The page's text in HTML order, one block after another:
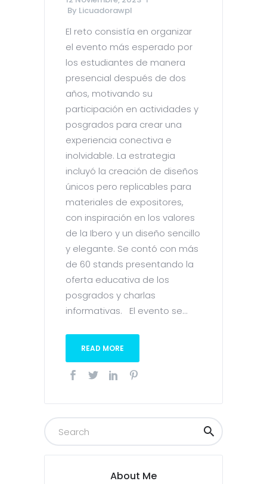
By Licuadorawpl
El reto consistía en organizar
el evento más esperado por
los estudiantes de manera
presencial después de dos
años, motivando su
participación en actividades y
posgrados para crear una
experiencia conectiva e
inolvidable. La estrategia
incluyó la creación de diseños
únicos pero replicables para
materiales de expositores,
con inspiración en los valores
de la Ibero y un diseño sencillo
y elegante. Se contó con más
de 60 stands presentando la
oferta educativa de los
posgrados y charlas
informativas. El evento se...
READ MORE
About Me